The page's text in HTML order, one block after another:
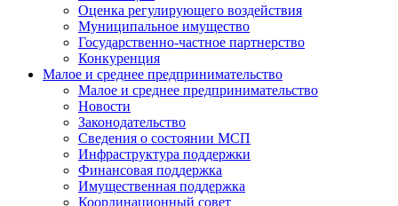
Оценка регулирующего воздействия
Муниципальное имущество
Государственно-частное партнерство
Конкуренция
Малое и среднее предпринимательство
Малое и среднее предпринимательство
Новости
Законодательство
Сведения о состоянии МСП
Инфраструктура поддержки
Финансовая поддержка
Имущественная поддержка
Координационный совет